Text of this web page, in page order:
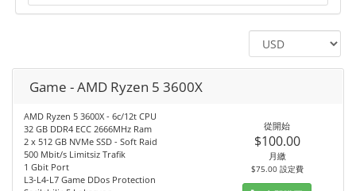
Game - AMD Ryzen 5 3600X
AMD Ryzen 5 3600X - 6c/12t CPU
32 GB DDR4 ECC 2666MHz Ram
2 x 512 GB NVMe SSD - Soft Raid
500 Mbit/s Limitsiz Trafik
1 Gbit Port
L3-L4-L7 Game DDos Protection
從開始
$100.00
月繳
$75.00 設定費